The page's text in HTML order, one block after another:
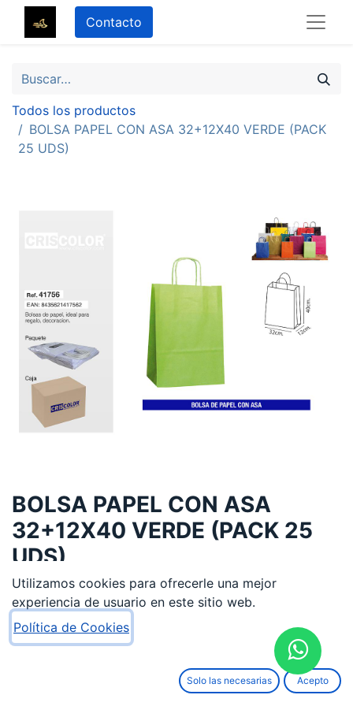
Contacto
Todos los productos
BOLSA PAPEL CON ASA 32+12X40 VERDE (PACK
25 UDS)
BOLSA PAPEL CON ASA
32+12X40 VERDE (PACK 25
UDS)
10,78€
AÑADIR AL CARRITO
Utilizamos cookies para ofrecerle una mejor
experiencia de usuario en este sitio web.
Política de Cookies
Solo las necesarias Acepto